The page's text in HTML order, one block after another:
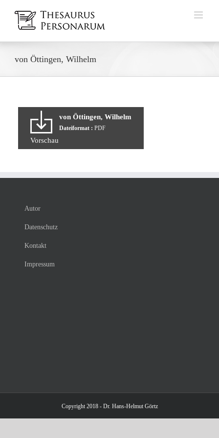
Inhalt
springen
von Öttingen, Wilhelm
von Öttingen, Wilhelm
Dateiformat : PDF
Vorschau
Autor
Datenschutz
Kontakt
Impressum
Copyright 2018 - Dr. Hans-Helmut Görtz